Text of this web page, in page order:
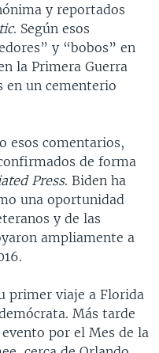
y reportados
. Según esos
y “bobos” en
la Primera Guerra
en un cementerio
esos comentarios,
de forma
Press. Biden ha
una oportunidad
y de las
ampliamente a
primer viaje a Florida
Más tarde
por el Mes de la